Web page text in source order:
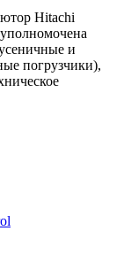
Hitachi
и
погрузчики),